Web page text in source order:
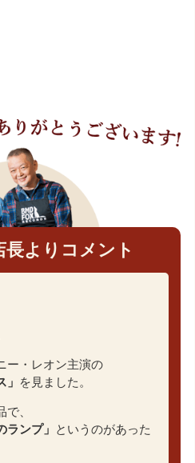
よりコメント
・レオン主演の
を見ました。
、
ランプ」 というのがあった